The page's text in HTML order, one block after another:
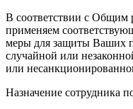
В соответствии с Общим
применяем
меры для защиты Ваших
случайной или
или
Назначение сотрудника